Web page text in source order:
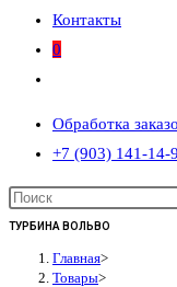
Контакты
0
по
веб-
сайту
Обработка
+7 (903) 141-14-
ТУРБИНА ВОЛЬВО
Главная>
Товары>